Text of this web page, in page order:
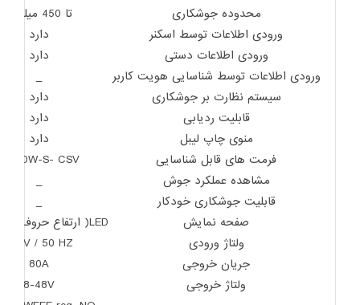
محدوده جوشکاری
تا 450 میلیمتر
ورودی اطلاعات توسط اسکنر
دارد
ورودی اطلاعات دستی
دارد
ورودی اطلاعات توسط شناسایی هویت کاربر
سیستم نظارت بر جوشکاری
دارد
قابلیت ردیابی
دارد
منوی چاپ لیبل
دارد
فرمت های قابل شناسایی
X-DW-S- CSV
مشاهده عملکرد جوش
قابلیت جوشکاری خودکار
صفحه نمایش
LED( ارتفاع حروف 5 میلیمتر)
ولتاژ ورودی
230V / 50 HZ
جریان خروجی
80A
ولتاژ خروجی
8-48V